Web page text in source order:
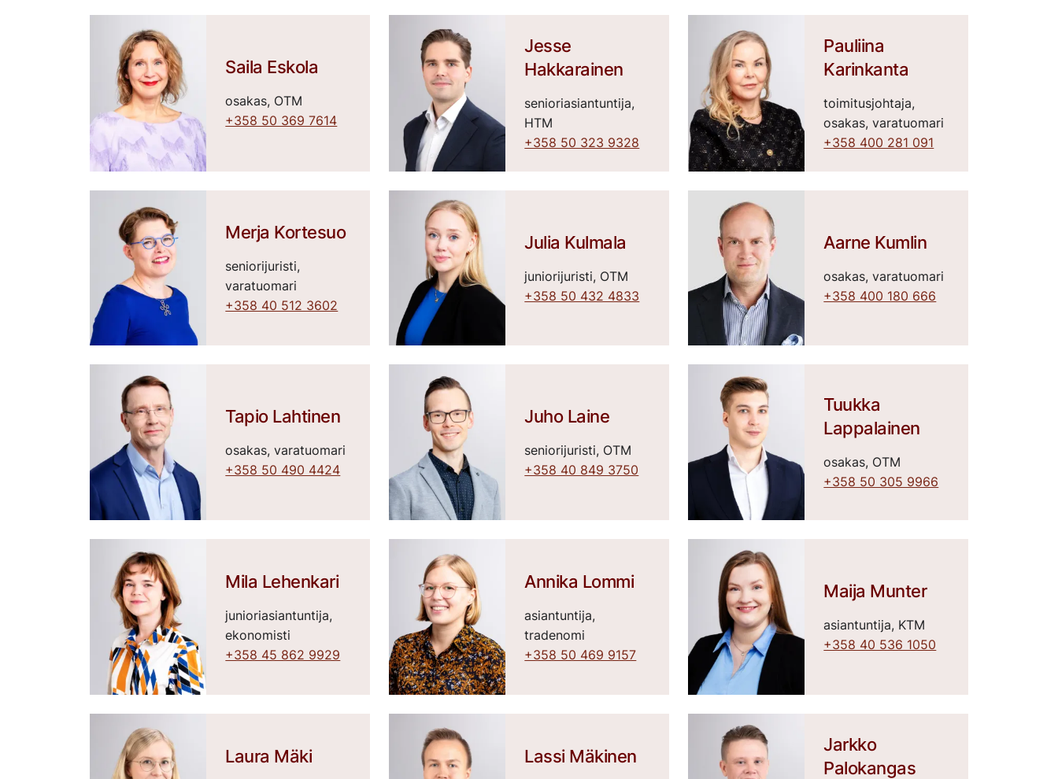
Saila Eskola
osakas, OTM
+358 50 369 7614
Jesse
Hakkarainen
senioriasiantuntija,
HTM
+358 50 323 9328
Pauliina
Karinkanta
toimitusjohtaja,
osakas, varatuomari
+358 400 281 091
Merja Kortesuo
seniorijuristi,
varatuomari
+358 40 512 3602
Julia Kulmala
juniorijuristi, OTM
+358 50 432 4833
Aarne Kumlin
osakas, varatuomari
+358 400 180 666
Tapio Lahtinen
osakas, varatuomari
+358 50 490 4424
Juho Laine
seniorijuristi, OTM
+358 40 849 3750
Tuukka
Lappalainen
osakas, OTM
+358 50 305 9966
Mila Lehenkari
junioriasiantuntija,
ekonomisti
+358 45 862 9929
Annika Lommi
asiantuntija,
tradenomi
+358 50 469 9157
Maija Munter
asiantuntija, KTM
+358 40 536 1050
Laura Mäki Lassi Mäkinen
Jarkko
Palokangas